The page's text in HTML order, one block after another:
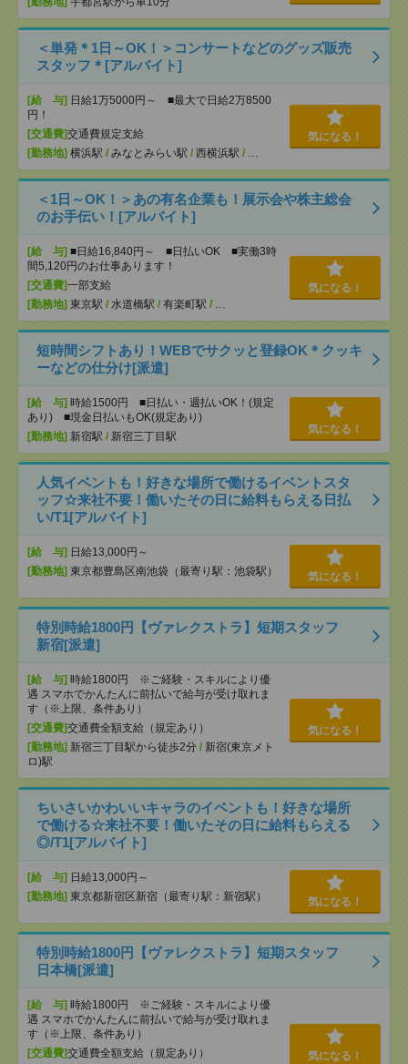
＜単発＊1日～OK！＞コンサートなどのグッズ販売
スタッフ＊[アルバイト]
[給 与] 日給1万5000円～ ■最大で日給2万8500
円！
[交通費]交通費規定支給
[勤務地] 横浜駅 / みなとみらい駅 / 西横浜駅 / …
気になる！
＜1日～OK！＞あの有名企業も！展示会や株主総会
のお手伝い！[アルバイト]
[給 与] ■日給16,840円～ ■日払いOK ■実働3時
間5,120円のお仕事あります！
[交通費]一部支給
[勤務地] 東京駅 / 水道橋駅 / 有楽町駅 / …
気になる！
短時間シフトあり！WEBでサクッと登録OK＊クッキ
ーなどの仕分け[派遣]
[給 与] 時給1500円 ■日払い・週払いOK！(規定
あり) ■現金日払いもOK(規定あり)
[勤務地] 新宿駅 / 新宿三丁目駅
気になる！
人気イベントも！好きな場所で働けるイベントスタ
ッフ☆来社不要！働いたその日に給料もらえる日払
い/T1[アルバイト]
[給 与] 日給13,000円～
[勤務地] 東京都豊島区南池袋（最寄り駅：池袋駅） 気になる！
特別時給1800円【ヴァレクストラ】短期スタッフ
新宿[派遣]
[給 与] 時給1800円 ※ご経験・スキルにより優
遇 スマホでかんたんに前払いで給与が受け取れま
す（※上限、条件あり）
[交通費]交通費全額支給（規定あり）
[勤務地] 新宿三丁目駅から徒歩2分 / 新宿(東京メト
ロ)駅
気になる！
ちいさいかわいいキャラのイベントも！好きな場所
で働ける☆来社不要！働いたその日に給料もらえる
◎/T1[アルバイト]
[給 与] 日給13,000円～
[勤務地] 東京都新宿区新宿（最寄り駅：新宿駅） 気になる！
特別時給1800円【ヴァレクストラ】短期スタッフ
日本橋[派遣]
[給 与] 時給1800円 ※ご経験・スキルにより優
遇 スマホでかんたんに前払いで給与が受け取れま
す（※上限、条件あり）
[交通費]交通費全額支給（規定あり）
気になる！